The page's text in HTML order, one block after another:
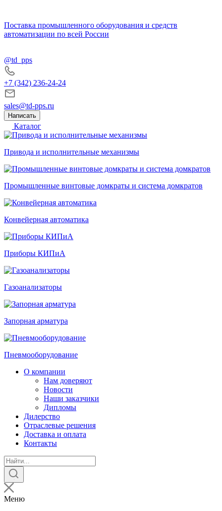
Поставка промышленного оборудования и средств
автоматизации по всей России
@td_pps
+7 (342) 236-24-24
sales@td-pps.ru
Написать
Каталог
Привода и исполнительные механизмы
Промышленные винтовые домкраты и система домкратов
Конвейерная автоматика
Приборы КИПиА
Газоанализаторы
Запорная арматура
Пневмооборудование
О компании
Нам доверяют
Новости
Наши заказчики
Дипломы
Дилерство
Отраслевые решения
Доставка и оплата
Контакты
Поиск
товаров
Меню